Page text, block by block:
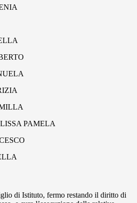
PAMELA
di Istituto, fermo restando il diritto di